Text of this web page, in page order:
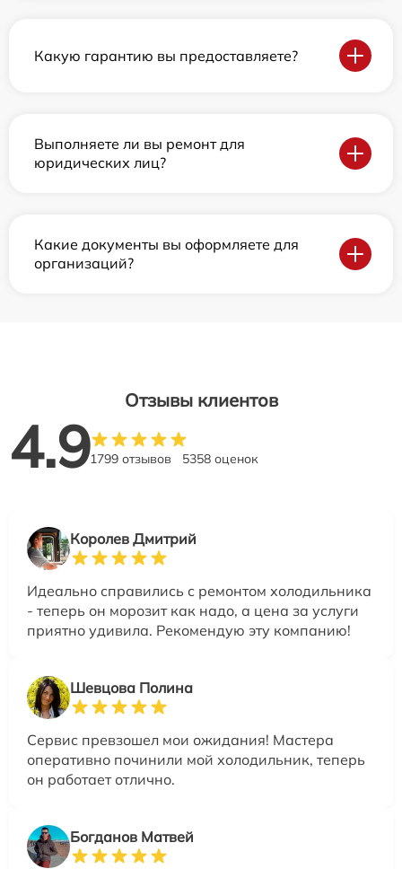
Какую гарантию вы предоставляете?
Выполняете ли вы ремонт для
юридических лиц?
Какие документы вы оформляете для
организаций?
Отзывы клиентов
4.91799 отзывов 5358 оценок
Королев Дмитрий
Идеально справились с ремонтом холодильника
- теперь он морозит как надо, а цена за услуги
приятно удивила. Рекомендую эту компанию!
Шевцова Полина
Сервис превзошел мои ожидания! Мастера
оперативно починили мой холодильник, теперь
он работает отлично.
Богданов Матвей